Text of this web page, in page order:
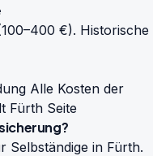
€). Historische
Alle Kosten der
Fürth Seite
Selbständige in Fürth.